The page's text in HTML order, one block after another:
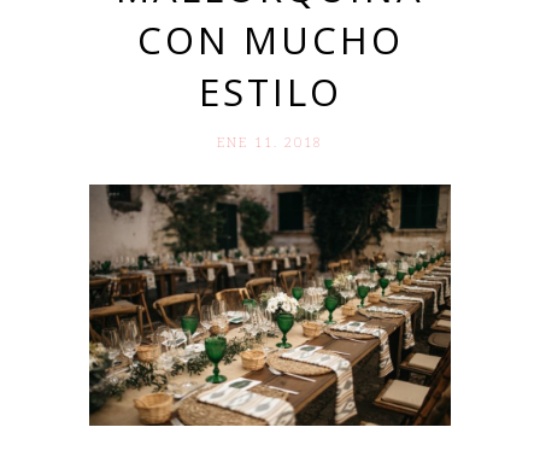
CON MUCHO
ESTILO
ENE 11. 2018